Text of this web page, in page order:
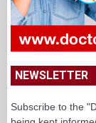
NEWSLETTER
Subscribe to the